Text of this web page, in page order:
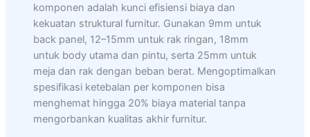
komponen adalah kunci efisiensi biaya dan
kekuatan struktural furnitur. Gunakan 9mm untuk
back panel, 12–15mm untuk rak ringan, 18mm
untuk body utama dan pintu, serta 25mm untuk
meja dan rak dengan beban berat. Mengoptimalkan
spesifikasi ketebalan per komponen bisa
menghemat hingga 20% biaya material tanpa
mengorbankan kualitas akhir furnitur.